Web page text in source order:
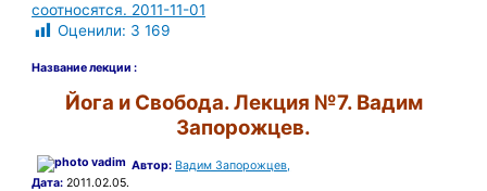
соотносятся. 2011-11-01
Оценили: 3 169
Название лекции :
Йога и Свобода. Лекция №7. Вадим
Запорожцев.
Автор: Вадим Запорожцев,
Дата: 2011.02.05.